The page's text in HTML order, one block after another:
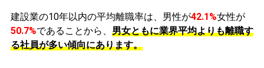
建設業の10年以内の平均離職率は、男性が42.1%女性が
50.7%であることから、 男女ともに業界平均よりも離職す
る社員が多い傾向にあります。